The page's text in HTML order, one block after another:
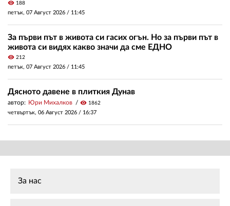
visibility 188
петък, 07 Август 2026 / 11:45
За първи път в живота си гасих огън. Но за първи път в
живота си видях какво значи да сме ЕДНО
visibility 212
петък, 07 Август 2026 / 11:45
Дясното давене в плиткия Дунав
автор: Юри Михалков visibility 1862
четвъртък, 06 Август 2026 / 16:37
За нас